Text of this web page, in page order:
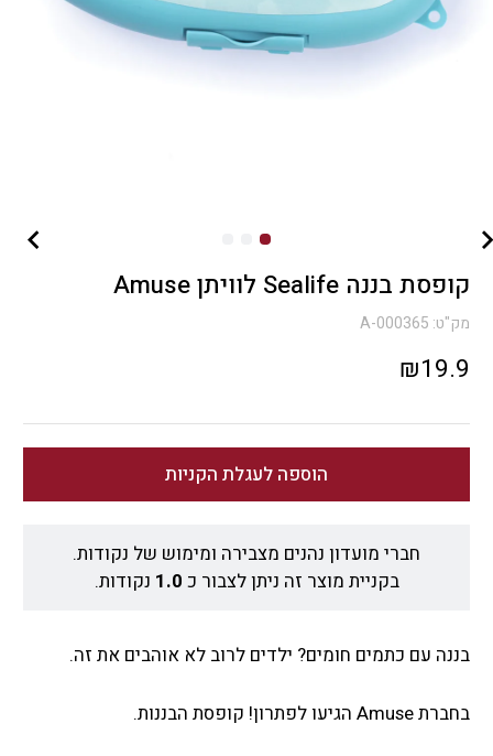
קופסת בננה Sealife לוויתן Amuse
מק"ט: A-000365
₪19.9
הוספה לעגלת הקניות
חברי מועדון נהנים מצבירה ומימוש של נקודות.
בקניית מוצר זה ניתן לצבור כ 1.0 נקודות.
בננה עם כתמים חומים? ילדים לרוב לא אוהבים את זה.
בחברת Amuse הגיעו לפתרון! קופסת הבננות.